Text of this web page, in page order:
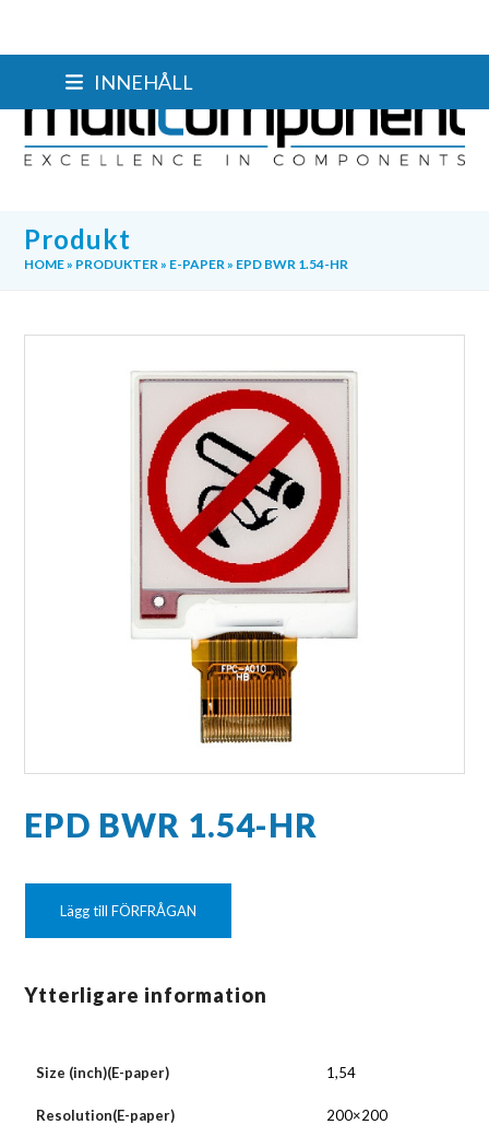
INNEHÅLL
Produkt
HOME» PRODUKTER» E-PAPER» EPD BWR 1.54-HR
EPD BWR 1.54-HR
Lägg till FÖRFRÅGAN
Ytterligare information
Size (inch)(E-paper) 1,54
Resolution(E-paper) 200×200